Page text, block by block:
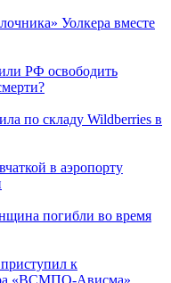
Уолкера вместе
РФ освободить
по складу Wildberries в
в аэропорту
погибли во время
к
«ВСМПО-Ависма»